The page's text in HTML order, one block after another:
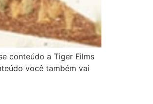
conteúdo a Tiger Films
você também vai